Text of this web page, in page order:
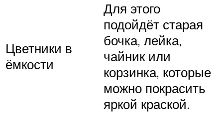
Цветники в
ёмкости
Для этого
подойдёт старая
бочка, лейка,
чайник или
корзинка, которые
можно покрасить
яркой краской.